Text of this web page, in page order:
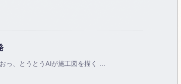
っ、とうとうAIが施工図を描く ...